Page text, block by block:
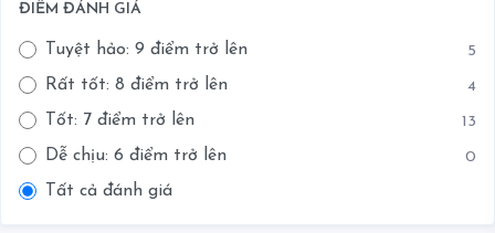
ĐIỂM ĐÁNH GIÁ
Tuyệt hảo: 9 điểm trở lên 5
Rất tốt: 8 điểm trở lên 4
Tốt: 7 điểm trở lên 13
Dễ chịu: 6 điểm trở lên 0
Tất cả đánh giá